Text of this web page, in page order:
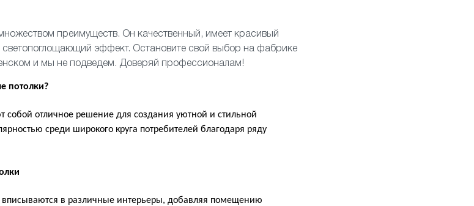
преимуществ. Он качественный, имеет красивый
светопоглощающий эффект. Остановите свой выбор на фабрике
и мы не подведем. Доверяй профессионалам!
потолки?
собой отличное решение для создания уютной и стильной
среди широкого круга потребителей благодаря ряду
в различные интерьеры, добавляя помещению